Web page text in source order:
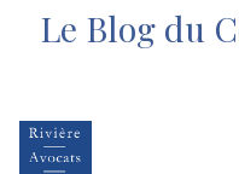
Le Blog du